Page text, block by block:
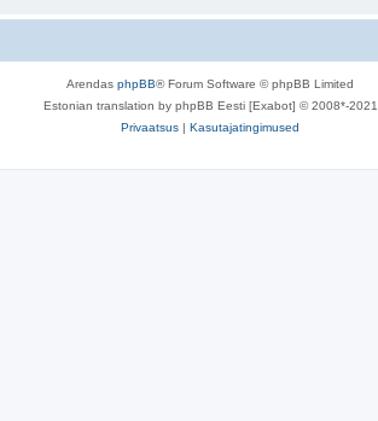
Arendas phpBB® Forum Software © phpBB Limited
Estonian translation by phpBB Eesti [Exabot] © 2008*-2021
Privaatsus | Kasutajatingimused